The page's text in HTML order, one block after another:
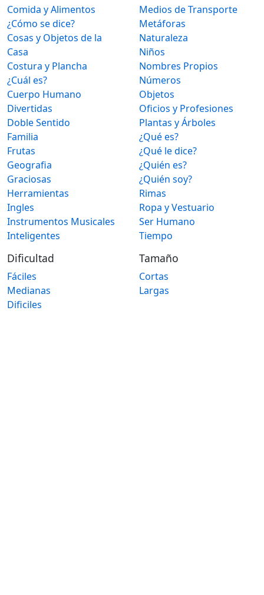
Comida y Alimentos
¿Cómo se dice?
Cosas y Objetos de la
Casa
Costura y Plancha
¿Cuál es?
Cuerpo Humano
Divertidas
Doble Sentido
Familia
Frutas
Geografia
Graciosas
Herramientas
Ingles
Instrumentos Musicales
Inteligentes
Medios de Transporte
Metáforas
Naturaleza
Niños
Nombres Propios
Números
Objetos
Oficios y Profesiones
Plantas y Árboles
¿Qué es?
¿Qué le dice?
¿Quién es?
¿Quién soy?
Rimas
Ropa y Vestuario
Ser Humano
Tiempo
Dificultad
Fáciles
Medianas
Dificiles
Tamaño
Cortas
Largas